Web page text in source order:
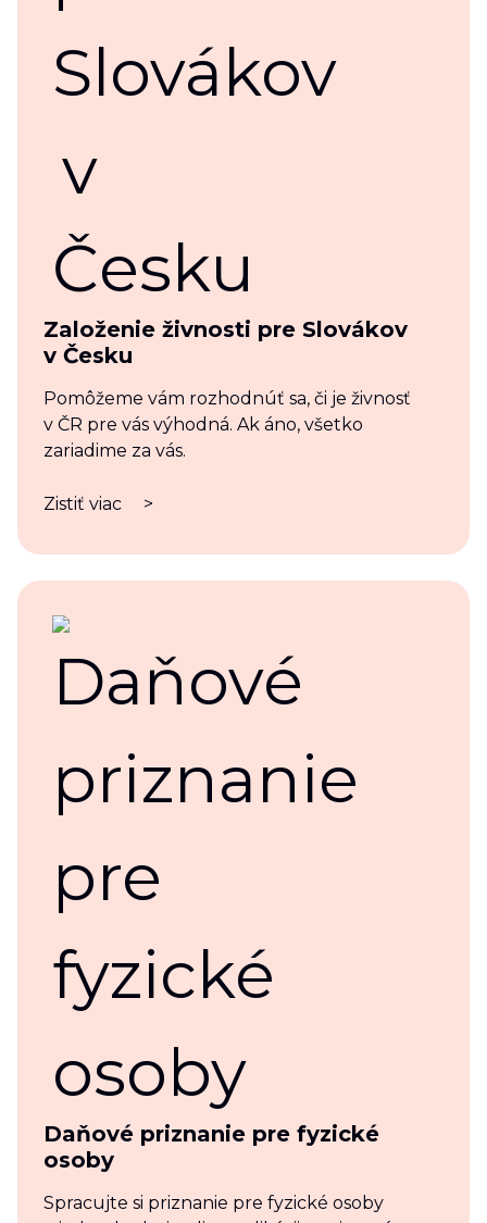
Založenie živnosti pre Slovákov
v Česku
Pomôžeme vám rozhodnúť sa, či je živnosť
v ČR pre vás výhodná. Ak áno, všetko
zariadime za vás.
Zistiť viac >
Daňové priznanie pre fyzické
osoby
Spracujte si priznanie pre fyzické osoby